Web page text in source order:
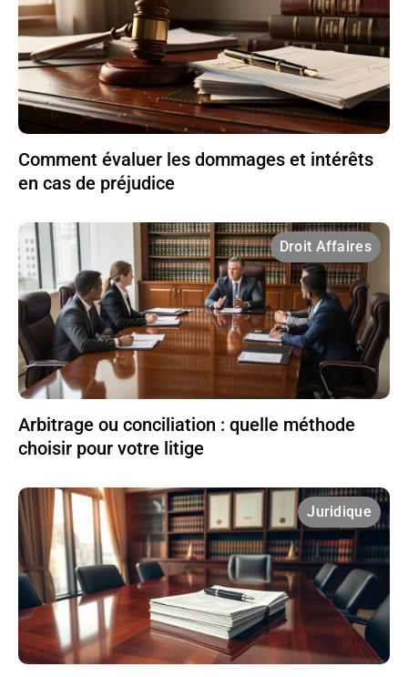
Comment évaluer les dommages et intérêts
en cas de préjudice
Droit Affaires
Arbitrage ou conciliation : quelle méthode
choisir pour votre litige
Juridique